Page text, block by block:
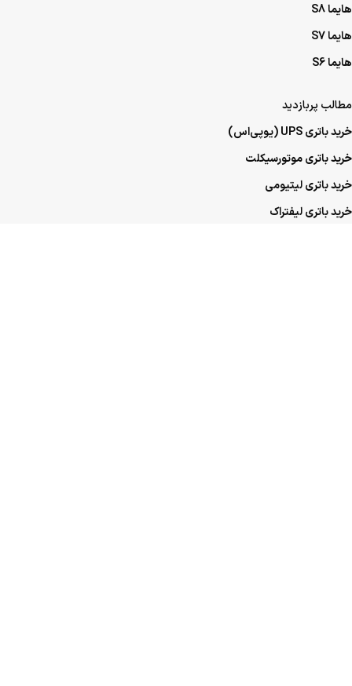
هایما S8
هایما S7
هایما S6
مطالب پربازدید
خرید باتری UPS (یو‌پی‌اس)
خرید باتری موتورسیکلت
خرید باتری لیتیومی
خرید باتری لیفتراک